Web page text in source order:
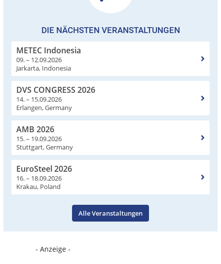
DIE NÄCHSTEN VERANSTALTUNGEN
METEC Indonesia
09. – 12.09.2026
Jarkarta, Indonesia
DVS CONGRESS 2026
14. – 15.09.2026
Erlangen, Germany
AMB 2026
15. – 19.09.2026
Stuttgart, Germany
EuroSteel 2026
16. – 18.09.2026
Krakau, Poland
Alle Veranstaltungen
- Anzeige -